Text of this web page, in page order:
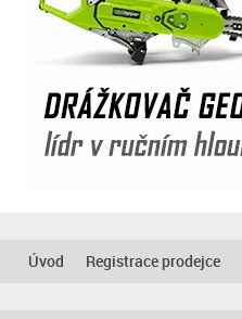
Úvod Registrace prodejce